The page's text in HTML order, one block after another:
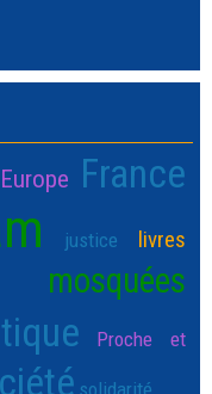
Europe France
justice livres
mosquées
Proche et
solidarité